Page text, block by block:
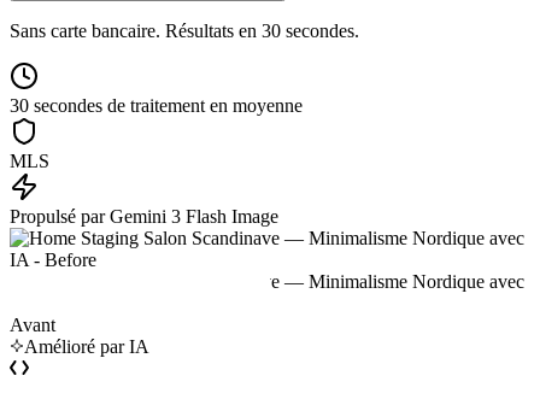
Sans carte bancaire. Résultats en 30 secondes.
30 secondes de traitement en moyenne
MLS
Propulsé par Gemini 3 Flash Image
Avant
Amélioré par IA